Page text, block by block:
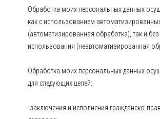
Обработка моих персональных данных
как с использованием
(автоматизированная обработка), так и без
использования (неавтоматизированная
Обработка моих персональных данных
для следующих целей:
-заключения и исполнения гражданско-